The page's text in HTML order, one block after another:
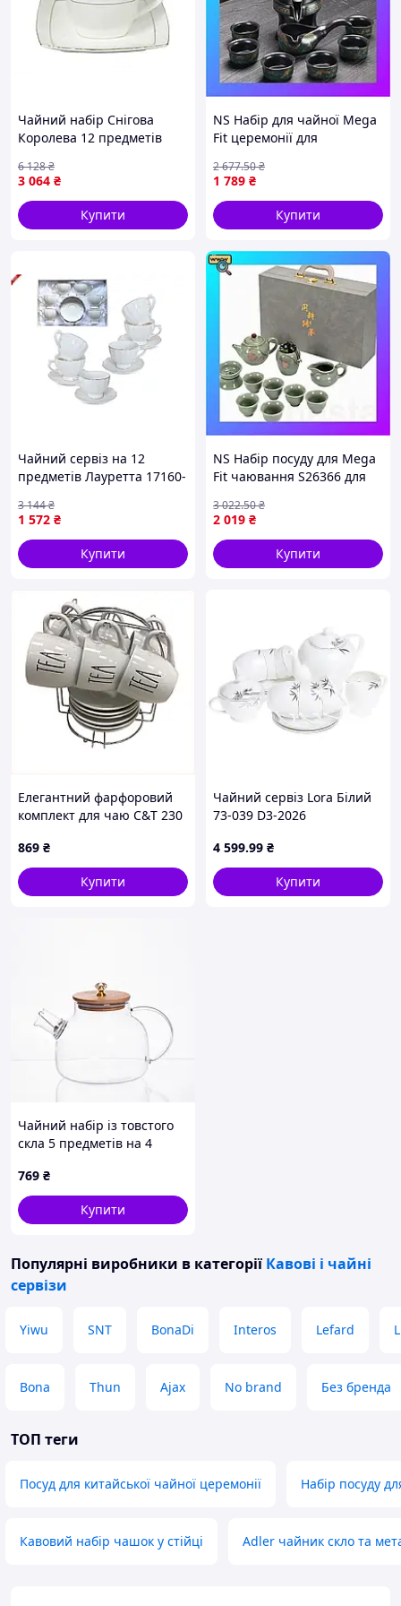
• Кофр: розміри 19,8х34,5х13 см
Чайний набір Снігова
Королева 12 предметів
елегантний сервіз на 6
осіб
3 064 ₴
6 128₴
Купити
NS Набір для чайної Mega
Fit церемонії для
піали з чайником на 6
персон #05 П Nes22/Q
1 789 ₴
2 677.50₴
Купити
Чайний сервіз на 12
предметів Лауретта 17160-
чаювання від SNT
1 572 ₴
3 144₴
Купити
NS Набір посуду для Mega
Fit чаювання S26366 для
гунфу 10 предметів
Nes22/Q
2 019 ₴
3 022.50₴
Купити
Елегантний фарфоровий
комплект для чаю С&Т 230
869 ₴
Купити
Чайний сервіз Lora Білий
73-039 D3-2026
4 599.99 ₴
Купити
Чайний набір із товстого
скла 5 предметів на 4
769 ₴
Купити
Популярні виробники в категорії Кавові і чайні
сервізи
Yiwu SNT BonaDi Interos Lefard
Bona Thun Ajax No brand Без бренда
ТОП теги
Посуд для китайської чайної церемонії Набір посуду
Кавовий набір чашок у стійці Adler чайник скло та